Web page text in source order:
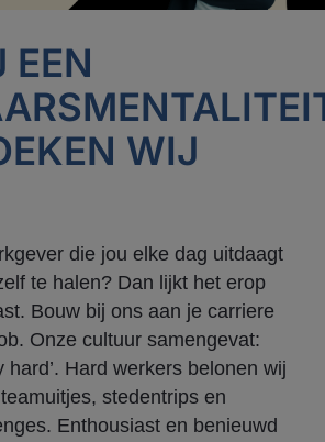
EEN
WIJ
die jou elke dag uitdaagt
te halen? Dan lijkt het erop
Bouw bij ons aan je carriere
Onze cultuur samengevat:
hard’. Hard werkers belonen wij
stedentrips en
Enthousiast en benieuwd